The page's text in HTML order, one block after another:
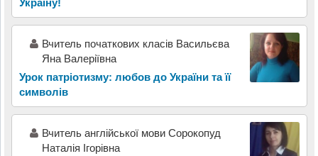
Україну!
Вчитель початкових класів Васильєва
Яна Валеріївна
Урок патріотизму: любов до України та її
символів
Вчитель англійської мови Сорокопуд
Наталія Ігорівна